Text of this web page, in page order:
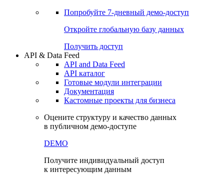
Попробуйте 7-дневный демо-доступ
Откройте глобальную базу данных
Получить доступ
API & Data Feed
API and Data Feed
API каталог
Готовые модули интеграции
Документация
Кастомные проекты для бизнеса
Оцените структуру и качество данных
в публичном демо-доступе
DEMO
Получите индивидуальный доступ
к интересующим данным